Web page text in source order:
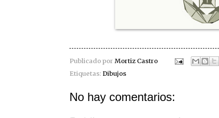
Publicado por Mortiz Castro
Etiquetas: Dibujos
No hay comentarios: